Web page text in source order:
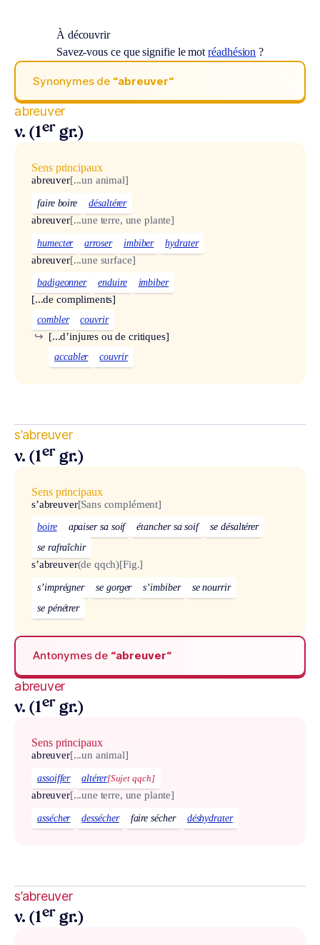
À découvrir
Savez-vous ce que signifie le motréadhésion ?
Synonymes de “abreuver“
abreuver
v. (1er gr.)
Sens principaux
abreuver[...un animal]
faire boire désaltérer
abreuver[...une terre, une plante]
humecter arroser imbiber hydrater
abreuver[...une surface]
badigeonner enduire imbiber
[...de compliments]
combler couvrir
[...d’injures ou de critiques]
↪
accabler couvrir
s’abreuver
v. (1er gr.)
Sens principaux
s’abreuver[Sans complément]
boire apaiser sa soif étancher sa soif
se désaltérer
se rafraîchir
s’abreuver(de qqch)[Fig.]
s’imprégner se gorger s’imbiber
se nourrir
se pénétrer
Antonymes de “abreuver“
abreuver
v. (1er gr.)
Sens principaux
abreuver[...un animal]
assoiffer altérer[Sujet qqch]
abreuver[...une terre, une plante]
assécher dessécher faire sécher déshydrater
s’abreuver
v. (1er gr.)